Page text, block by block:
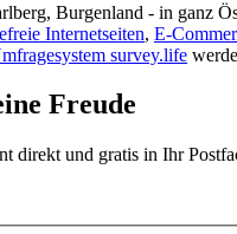
Burgenland - in ganz
Internetseiten, E-
survey.life
Freude
direkt und gratis in Ihr